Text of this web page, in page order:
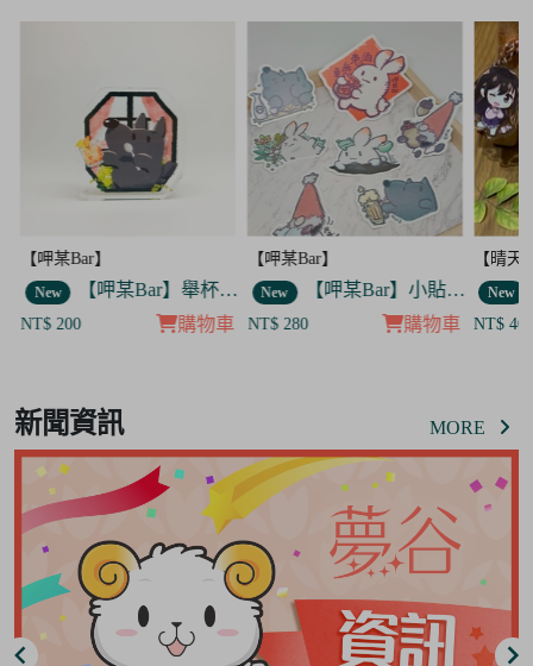
【呷某Bar】
New 【呷某Bar】小貼紙 7入套組
NT$ 280 購物車
【晴天咖啡館】
New 【晴天咖啡館】吊飾套組
NT$ 400 購物車
【呷
New
NT$
of
8
新聞資訊 MORE